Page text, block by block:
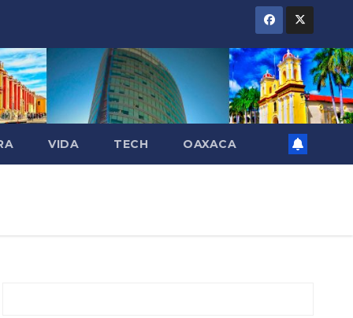
VIDA TECH OAXACA